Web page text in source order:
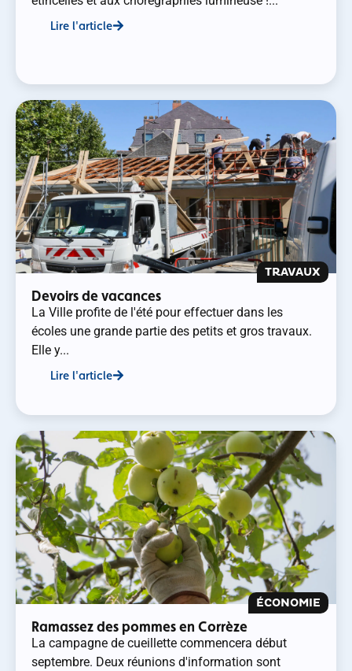
Lire l'article
TRAVAUX
Devoirs de vacances
La Ville profite de l'été pour effectuer dans les
écoles une grande partie des petits et gros travaux.
Elle y...
Lire l'article
ÉCONOMIE
Ramassez des pommes en Corrèze
La campagne de cueillette commencera début
septembre. Deux réunions d'information sont